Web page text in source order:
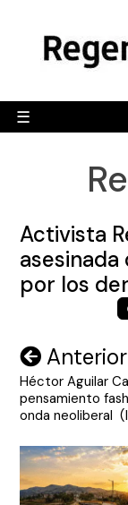
content
☰
Activista
por los
Navegación
de
entradas
Anterior
Héctor Aguilar
pensamiento
onda neoliberal